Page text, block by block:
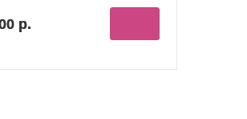
р.